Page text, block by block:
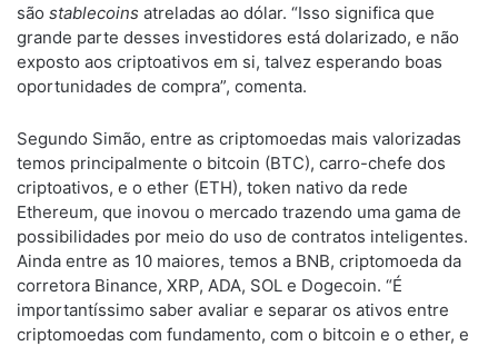
são stablecoins atreladas ao dólar. “Isso significa que
grande parte desses investidores está dolarizado, e não
exposto aos criptoativos em si, talvez esperando boas
oportunidades de compra”, comenta.
Segundo Simão, entre as criptomoedas mais valorizadas
temos principalmente o bitcoin (BTC), carro-chefe dos
criptoativos, e o ether (ETH), token nativo da rede
Ethereum, que inovou o mercado trazendo uma gama de
possibilidades por meio do uso de contratos inteligentes.
Ainda entre as 10 maiores, temos a BNB, criptomoeda da
corretora Binance, XRP, ADA, SOL e Dogecoin. “É
importantíssimo saber avaliar e separar os ativos entre
criptomoedas com fundamento, com o bitcoin e o ether, e